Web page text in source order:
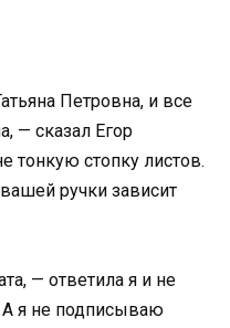
Петровна, и все
— сказал Егор
тонкую стопку листов.
ручки зависит
— ответила я и не
А я не подписываю